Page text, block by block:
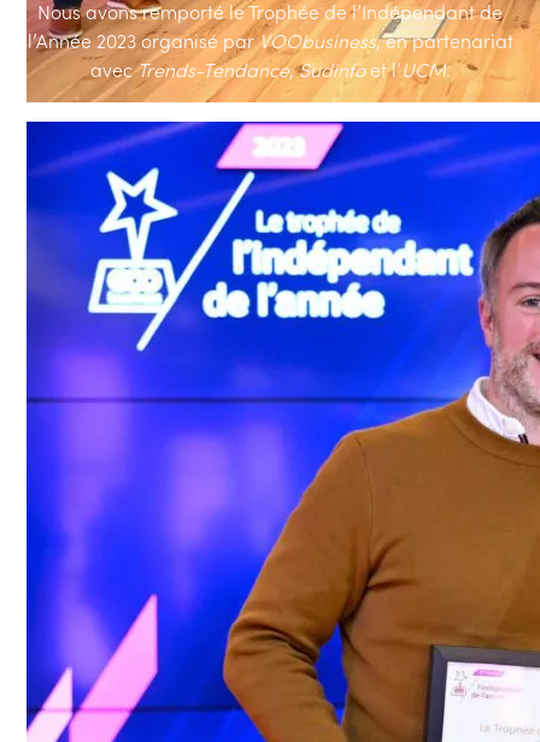
Nous avons remporté le Trophée de l’Indépendant de
l’Année 2023organisé parVOObusiness, en partenariat
avecTrends-Tendance,Sudinfoet l’UCM.